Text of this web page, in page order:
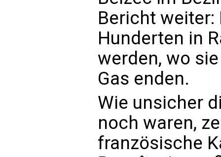
Bericht weiter:
Hunderten in
werden, wo
Gas enden.
Wie unsicher
noch waren,
französische